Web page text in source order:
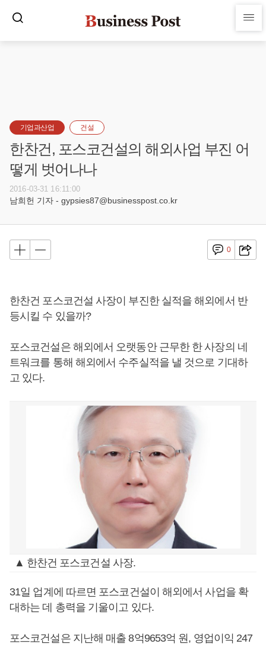
기업과산업 건설
한찬건, 포스코건설의 해외사업 부진 어
떻게 벗어나나
2016-03-31 16:11:00
남희헌 기자 - gypsies87@businesspost.co.kr
0
한찬건 포스코건설 사장이 부진한 실적을 해외에서 반
등시킬 수 있을까?
포스코건설은 해외에서 오랫동안 근무한 한 사장의 네
트워크를 통해 해외에서 수주실적을 낼 것으로 기대하
고 있다.
▲ 한찬건 포스코건설 사장.
31일 업계에 따르면 포스코건설이 해외에서 사업을 확
대하는 데 총력을 기울이고 있다.
포스코건설은 지난해 매출 8억9653억 원, 영업이익 247